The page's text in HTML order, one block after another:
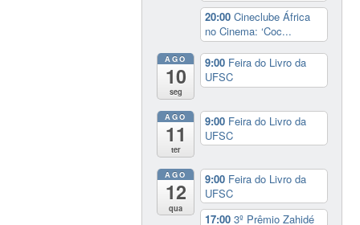
20:00Cineclube África
no Cinema: ‘Coc...
AGO
10
seg
9:00 Feira do Livro da
UFSC
AGO
11
ter
9:00 Feira do Livro da
UFSC
AGO
12
qua
9:00 Feira do Livro da
UFSC
17:003º Prêmio Zahidé